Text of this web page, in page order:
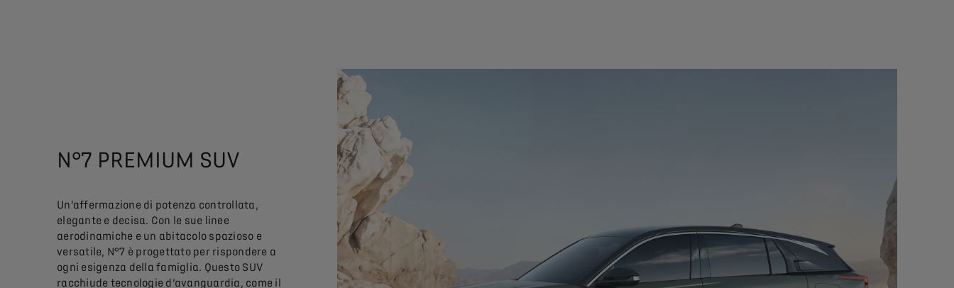
N°7 PREMIUM SUV
Un’affermazione di potenza controllata,
elegante e decisa. Con le sue linee
aerodinamiche e un abitacolo spazioso e
versatile, N°7 è progettato per rispondere a
ogni esigenza della famiglia. Questo SUV
racchiude tecnologie d’avanguardia, come il